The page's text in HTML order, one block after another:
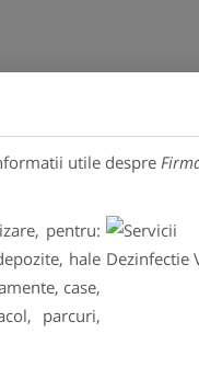
utile despre
pentru:
hale
case,
parcuri,